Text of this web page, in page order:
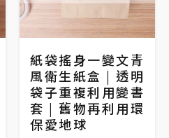
紙袋搖身一變文青
風衛生紙盒 | 透明
袋子重複利用變書
套 | 舊物再利用環
保愛地球